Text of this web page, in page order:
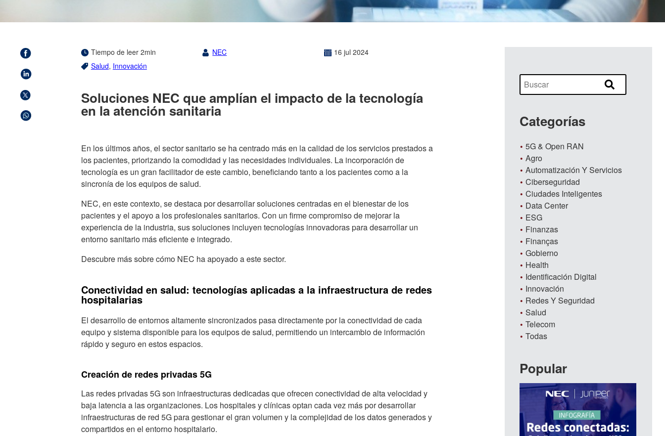
Tiempo de leer 2min NEC 16 jul 2024
Salud, Innovación
Soluciones NEC que amplían el impacto de la tecnología
en la atención sanitaria
En los últimos años, el sector sanitario se ha centrado más en la calidad de los servicios prestados a
los pacientes, priorizando la comodidad y las necesidades individuales. La incorporación de
tecnología es un gran facilitador de este cambio, beneficiando tanto a los pacientes como a la
sincronía de los equipos de salud.
NEC, en este contexto, se destaca por desarrollar soluciones centradas en el bienestar de los
pacientes y el apoyo a los profesionales sanitarios. Con un firme compromiso de mejorar la
experiencia de la industria, sus soluciones incluyen tecnologías innovadoras para desarrollar un
entorno sanitario más eficiente e integrado.
Descubre más sobre cómo NEC ha apoyado a este sector.
Conectividad en salud: tecnologías aplicadas a la infraestructura de redes
hospitalarias
El desarrollo de entornos altamente sincronizados pasa directamente por la conectividad de cada
equipo y sistema disponible para los equipos de salud, permitiendo un intercambio de información
rápido y seguro en estos espacios.
Creación de redes privadas 5G
Las redes privadas 5G son infraestructuras dedicadas que ofrecen conectividad de alta velocidad y
baja latencia a las organizaciones. Los hospitales y clínicas optan cada vez más por desarrollar
infraestructuras de red 5G para gestionar el gran volumen y la complejidad de los datos generados y
compartidos en el entorno hospitalario.
Categorías
5G & Open RAN
Agro
Automatización Y Servicios
Ciberseguridad
Ciudades Inteligentes
Data Center
ESG
Finanzas
Finanças
Gobierno
Health
Identificación Digital
Innovación
Redes Y Seguridad
Salud
Telecom
Todas
Popular